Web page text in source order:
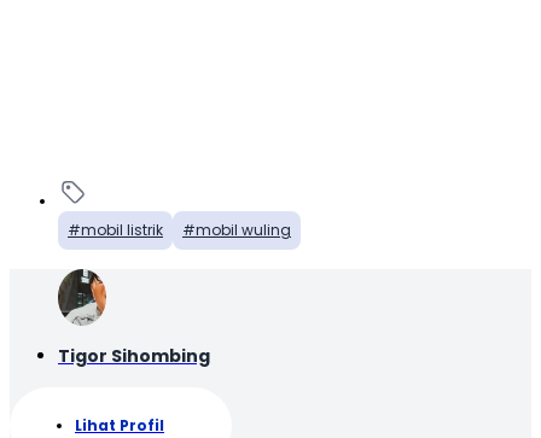
mobil listrik mobil wuling
Tigor Sihombing
Lihat Profil